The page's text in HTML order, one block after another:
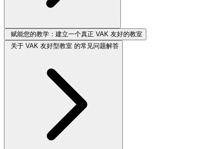
赋能您的教学：建立一个真正 VAK 友好的教室
关于 VAK 友好型教室 的常见问题解答